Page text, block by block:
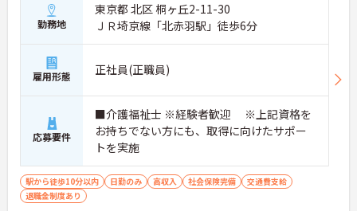
勤務地
東京都 北区 桐ヶ丘2-11-30
ＪＲ埼京線「北赤羽駅」徒歩6分
雇用形態 正社員(正職員)
応募要件
■介護福祉士 ※経験者歓迎 ※上記資格を
お持ちでない方にも、取得に向けたサポー
トを実施
駅から徒歩10分以内 日勤のみ 高収入 社会保険完備
交通費支給
退職金制度あり